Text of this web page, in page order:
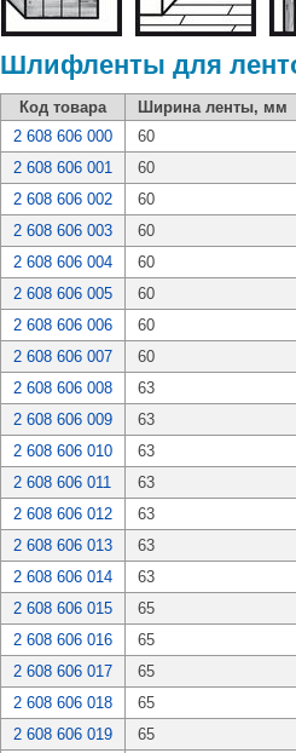
Шлифленты для
Код товара Ширина ленты, мм
2 608 606 000
60
2 608 606 001
60
2 608 606 002
60
2 608 606 003
60
2 608 606 004
60
2 608 606 005
60
2 608 606 006
60
2 608 606 007
60
2 608 606 008
63
2 608 606 009
63
2 608 606 010
63
2 608 606 011
63
2 608 606 012
63
2 608 606 013
63
2 608 606 014
63
2 608 606 015
65
2 608 606 016
65
2 608 606 017
65
2 608 606 018
65
2 608 606 019
65